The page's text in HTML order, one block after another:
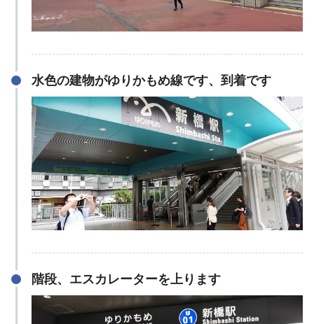
水色の建物がゆりかもめ線です、到着です
階段、エスカレーターを上ります